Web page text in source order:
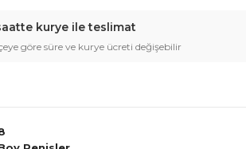
kurye ile teslimat
göre süre ve kurye ücreti değişebilir